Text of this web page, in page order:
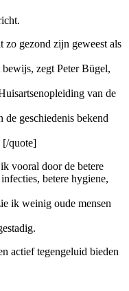
gezond zijn geweest als
zegt Peter Bügel,
van de
geschiedenis bekend
[/quote]
vooral door de betere
betere hygiene,
ik weinig oude mensen
actief tegengeluid bieden